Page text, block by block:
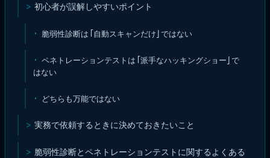
初心者が誤解しやすいポイント
脆弱性診断は「自動スキャンだけ」ではない
ペネトレーションテストは「派手なハッキングショー」で
はない
どちらも万能ではない
実務で依頼するときに決めておきたいこと
脆弱性診断とペネトレーションテストに関するよくある